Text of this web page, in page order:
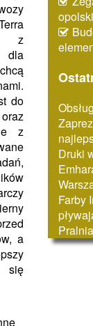
z
dla
do
z
a
się
Druki
Farby